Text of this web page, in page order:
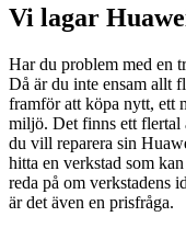
Vi lagar
Har du problem med en
Då är du inte ensam allt
framför att köpa nytt, ett
miljö. Det finns ett flertal
du vill reparera sin
hitta en verkstad som kan
reda på om verkstadens
är det även en prisfråga.